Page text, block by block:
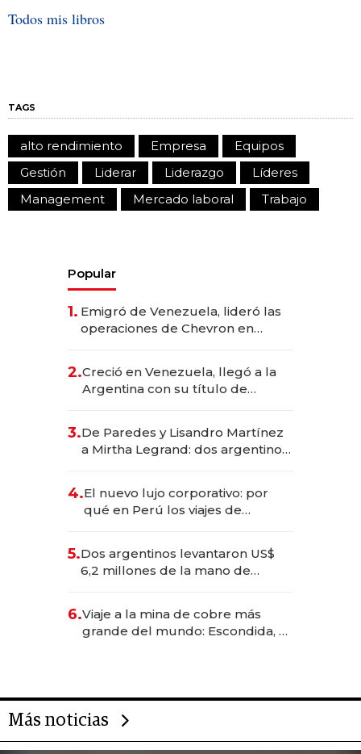
Todos mis libros
TAGS
alto rendimiento Empresa
Equipos
Gestión
Liderar Liderazgo
Líderes
Management
Mercado laboral Trabajo
Popular
1. Emigró de Venezuela, lideró las
operaciones de Chevron en
2.Creció en Venezuela, llegó a la
Argentina con su título de
las marcas "fast premium"
3.De Paredes y Lisandro Martínez
a Mirtha Legrand: dos argentinos
4.El nuevo lujo corporativo: por
qué en Perú los viajes de
para convertirse en experiencias
transformadoras
5.Dos argentinos levantaron US$
6,2 millones de la mano de
6.Viaje a la mina de cobre más
grande del mundo: Escondida, el
Más noticias